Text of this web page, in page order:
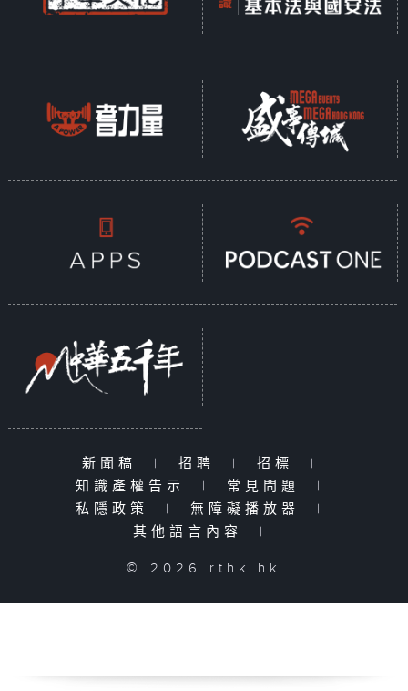
新聞稿 | 招聘 | 招標
|
知識產權告示
| 常見問題
|
私隱政策
| 無障礙播放器
|
其他語言內容
|
© 2026 rthk.hk